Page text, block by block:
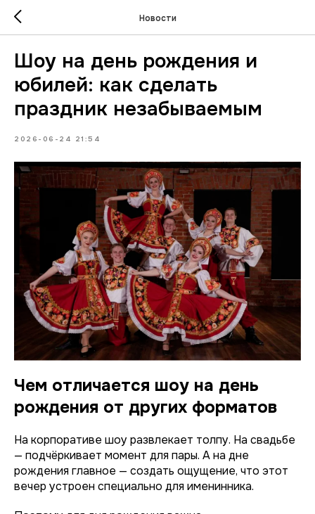
Новости
Шоу на день рождения и
юбилей: как сделать
праздник незабываемым⁠
2026-06-24 21:54
Чем отличается шоу на день
рождения от других форматов
На корпоративе шоу развлекает толпу. На свадьбе
— подчёркивает момент для пары. А на дне
рождения главное — создать ощущение, что этот
вечер устроен специально для именинника.